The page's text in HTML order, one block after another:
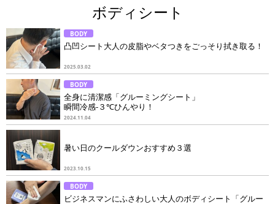
体臭 ニオイ
連載
メンズコスメ
NEWS PICK UP 筋肉
女の本音
テストステロン
海外セレブ
健康
スキンケア 食事
調査結果
トレーニング
好印象な男
頭皮ケア
ダイエット
理容室
ボディシート
BODY
凸凹シート大人の皮脂やベタつきをごっそり拭き取る！
2025.03.02
BODY
全身に清潔感「グルーミングシート」
瞬間冷感-３℃ひんやり！
2024.11.04
暑い日のクールダウンおすすめ３選
2023.10.15
BODY
ビジネスマンにふさわしい大人のボディシート「グルー